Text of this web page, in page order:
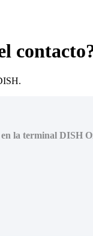
la terminal DISH